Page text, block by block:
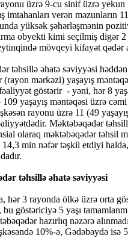
üzrə 9-cu sinif üzrə yekun
imtahanları verən məzunların
yüksək şəhərləşmənin
obyekti kimi seçilmiş digər
mövqeyi kifayət qədər
təhsillə əhatə səviyyəsi
(rayon mərkəzi) yaşayış
göstərir - yəni, hər 8
yaşayış məntəqəsi üzrə
rayonu üzrə 11 (49
Məktəbəqədər
olaraq məktəbəqədər təhsil
14,3 min nəfər təşkil etdiyi
təhsillə əhatə səviyyəsi
hər 3 rayonda ölkə üzrə orta
göstəriciyə 5 yaşı
hazırlıq nəzərə
10%-ə, Gədəbəydə isə